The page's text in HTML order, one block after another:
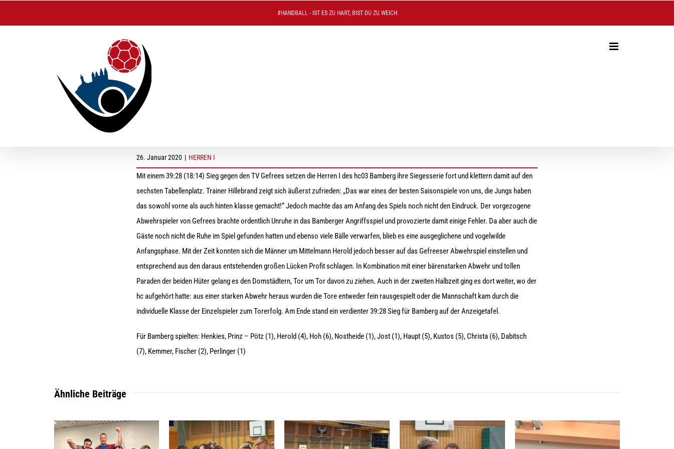
#HANDBALL - IST ES ZU HART, BIST DU ZU WEICH
26. Januar 2020 | HERREN I
Mit einem 39:28 (18:14) Sieg gegen den TV Gefrees setzen die Herren I des hc03 Bamberg ihre Siegesserie fort und klettern damit auf den
sechsten Tabellenplatz. Trainer Hillebrand zeigt sich äußerst zufrieden: „Das war eines der besten Saisonspiele von uns, die Jungs haben
das sowohl vorne als auch hinten klasse gemacht!“ Jedoch machte das am Anfang des Spiels noch nicht den Eindruck. Der vorgezogene
Abwehrspieler von Gefrees brachte ordentlich Unruhe in das Bamberger Angriffsspiel und provozierte damit einige Fehler. Da aber auch die
Gäste noch nicht die Ruhe im Spiel gefunden hatten und ebenso viele Bälle verwarfen, blieb es eine ausgeglichene und vogelwilde
Anfangsphase. Mit der Zeit konnten sich die Männer um Mittelmann Herold jedoch besser auf das Gefreeser Abwehrspiel einstellen und
entsprechend aus den daraus entstehenden großen Lücken Profit schlagen. In Kombination mit einer bärenstarken Abwehr und tollen
Paraden der beiden Hüter gelang es den Domstädtern, Tor um Tor davon zu ziehen. Auch in der zweiten Halbzeit ging es dort weiter, wo der
hc aufgehört hatte: aus einer starken Abwehr heraus wurden die Tore entweder fein rausgespielt oder die Mannschaft kam durch die
individuelle Klasse der Einzelspieler zum Torerfolg. Am Ende stand ein verdienter 39:28 Sieg für Bamberg auf der Anzeigetafel.
Für Bamberg spielten: Henkies, Prinz – Pötz (1), Herold (4), Hoh (6), Nostheide (1), Jost (1), Haupt (5), Kustos (5), Christa (6), Dabitsch
(7), Kemmer, Fischer (2), Perlinger (1)
Ähnliche Beiträge